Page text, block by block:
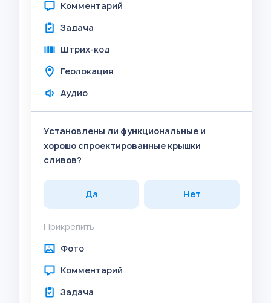
Комментарий
Задача
Штрих-код
Геолокация
Аудио
Установлены ли функциональные и
хорошо спроектированные крышки
сливов?
Да Нет
Прикрепить
Фото
Комментарий
Задача